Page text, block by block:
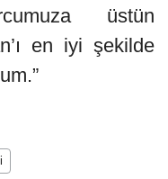
üstün
en iyi şekilde